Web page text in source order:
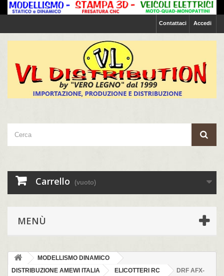
Accedi
Contattaci
Carrello (vuoto)
MENÙ
MODELLISMO DINAMICO
DISTRIBUZIONE AMEWI ITALIA
ELICOTTERI RC
DRF AFX-